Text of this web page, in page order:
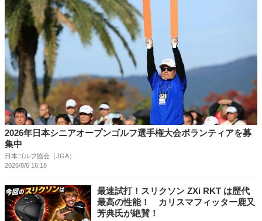
2026年日本シニアオープンゴルフ選手権大会ボランティアを募
集中
日本ゴルフ協会（JGA）
2026/8/6 16:18
最速試打！スリクソン ZXi RKT は歴代
最高の性能！ カリスマフィッター鹿又
芳典氏が絶賛！